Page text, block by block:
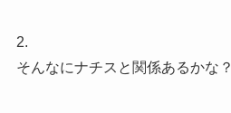
2.
そんなにナチスと関係あるかな？